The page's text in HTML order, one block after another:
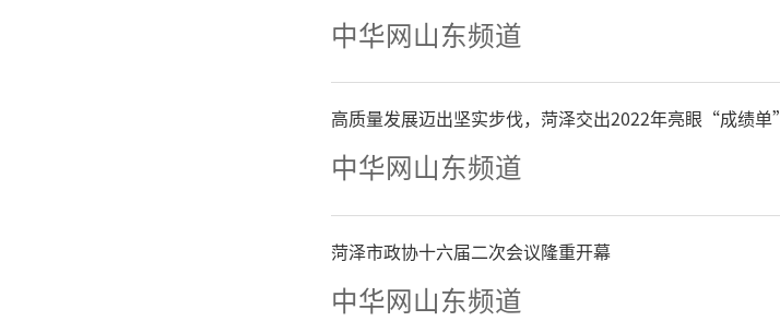
中华网山东频道
高质量发展迈出坚实步伐，菏泽交出2022年亮眼“成绩单”
中华网山东频道
菏泽市政协十六届二次会议隆重开幕
中华网山东频道